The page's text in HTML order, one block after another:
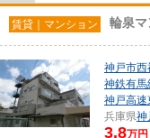
賃貸｜マンション 輪泉マ
神戸市西
神鉄有馬
神戸高速
兵庫県神
3.8万円